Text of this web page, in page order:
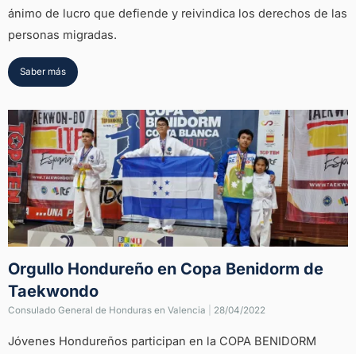
ánimo de lucro que defiende y reivindica los derechos de las
personas migradas.
Saber más
Orgullo Hondureño en Copa Benidorm de
Taekwondo
Consulado General de Honduras en Valencia 28/04/2022
Jóvenes Hondureños participan en la COPA BENIDORM